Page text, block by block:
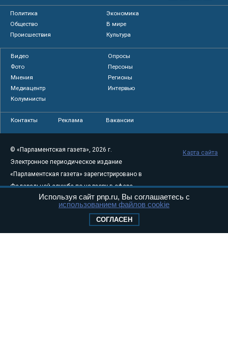
Политика
Экономика
Общество
В мире
Происшествия
Культура
Видео
Опросы
Фото
Персоны
Мнения
Регионы
Медиацентр
Интервью
Колумнисты
Контакты Реклама Вакансии
© «Парламентская газета», 2026 г.
Электронное периодическое издание
«Парламентская газета» зарегистрировано в
Федеральной службе по надзору в сфере
связи, информационных технологий и
массовых коммуникаций (Роскомнадзор) 05
Свидетельство о регистрации Эл № ФС77-
Карта сайта
Используя сайт pnp.ru, Вы соглашаетесь с
использованием файлов cookie
СОГЛАСЕН